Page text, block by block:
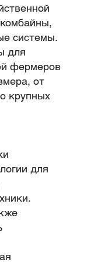
системы.
для
фермеров
от
крупных
для